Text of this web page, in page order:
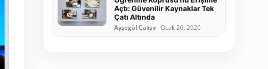
Açtı: Güvenilir Kaynaklar Tek
Çatı Altında
Ayşegül Çalışır Ocak 26, 2026